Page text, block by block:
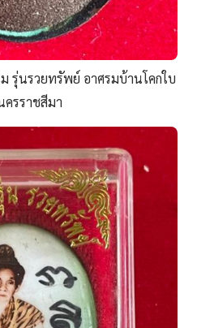
รุ่นรวยทรัพย์ อาศรมบ้านโคกใบ
ครราชสีมา